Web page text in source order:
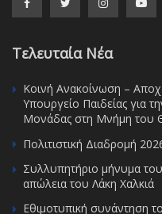
Τελευταία Νέα
Κοινή Ανακοίνωση –
Υπουργείο Παιδείας για
Μονάδας στη Μνήμη
Πολιτιστική Διαδρομή
Συλλυπητήριο μήνυμα
απώλεια του Λάκη Χαλκιά
Εθιμοτυπική συνάντηση